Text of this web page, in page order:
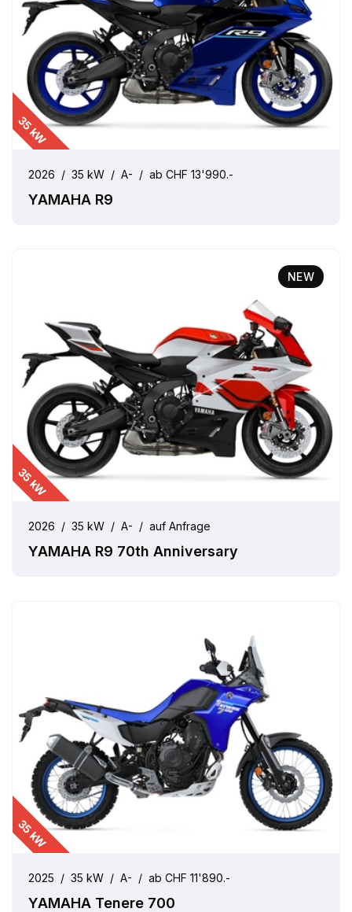
35 kW
2026 / 35 kW / A- / ab CHF 13'990.-
YAMAHA R9
NEW
35 kW
2026 / 35 kW / A- / auf Anfrage
YAMAHA R9 70th Anniversary
35 kW
2025 / 35 kW / A- / ab CHF 11'890.-
YAMAHA Tenere 700